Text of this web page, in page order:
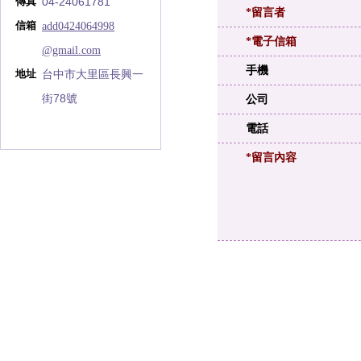
信箱 add0424064998
@gmail.com
地址 台中市大里區長興一
街78號
*留言者
*電子信箱
手機
公司
電話
*留言內容